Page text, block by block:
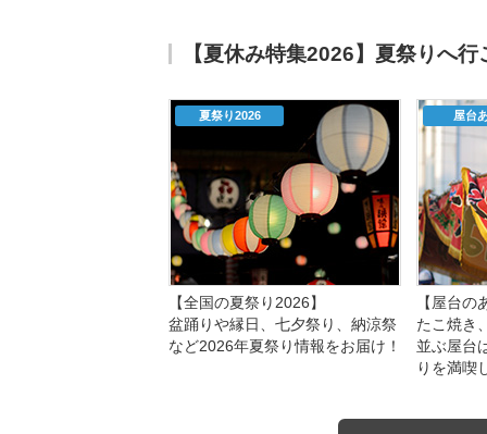
【夏休み特集2026】夏祭りへ
夏祭り2026
【全国の夏祭り2026】
盆踊りや縁日、七夕祭り、納涼祭
など2026年夏祭り情報をお届け！
屋台
【屋台
たこ焼き
並ぶ屋台
りを満喫